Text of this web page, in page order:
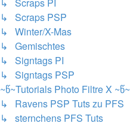
↳ Scraps PSP
↳ Winter/X-Mas
↳ Gemischtes
↳ Signtags PI
↳ Signtags PSP
~წ~Tutorials Photo Filtre X ~წ~
↳ Ravens PSP Tuts zu PFS
↳ sternchens PFS Tuts